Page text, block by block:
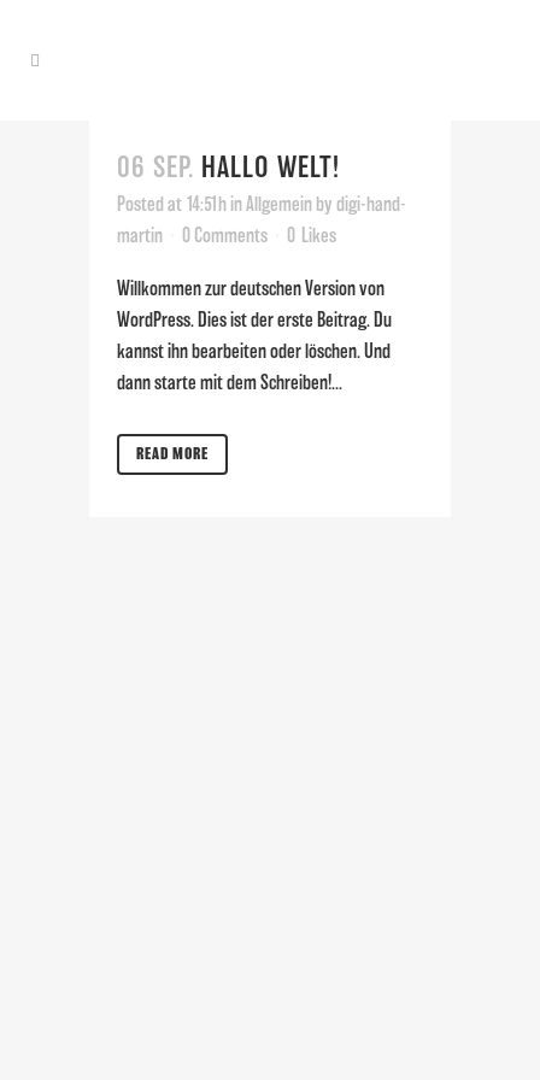
06 SEP. HALLO WELT!
Posted at 14:51h inAllgemein by digi-hand-
martin
0 Comments 0 Likes
Willkommen zur deutschen Version von
WordPress. Dies ist der erste Beitrag. Du
kannst ihn bearbeiten oder löschen. Und
dann starte mit dem Schreiben!...
READ MORE